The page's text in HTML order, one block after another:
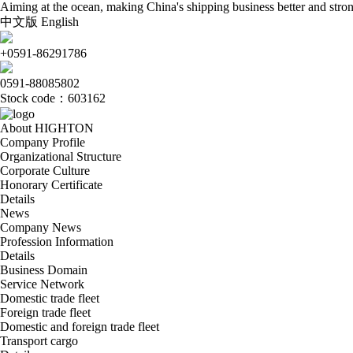
Aiming at the ocean, making China's shipping business better and
中文版 English
+0591-86291786
0591-88085802
Stock code：603162
About HIGHTON
Company Profile
Organizational Structure
Corporate Culture
Honorary Certificate
Details
News
Company News
Profession Information
Details
Business Domain
Service Network
Domestic trade fleet
Foreign trade fleet
Domestic and foreign trade fleet
Transport cargo